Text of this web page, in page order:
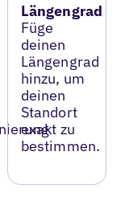
Längengrad
Füge
deinen
Längengrad
hinzu, um
deinen
Standort
exakt zu
bestimmen.